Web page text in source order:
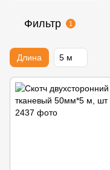
Фильтр 1
Длина 5 м